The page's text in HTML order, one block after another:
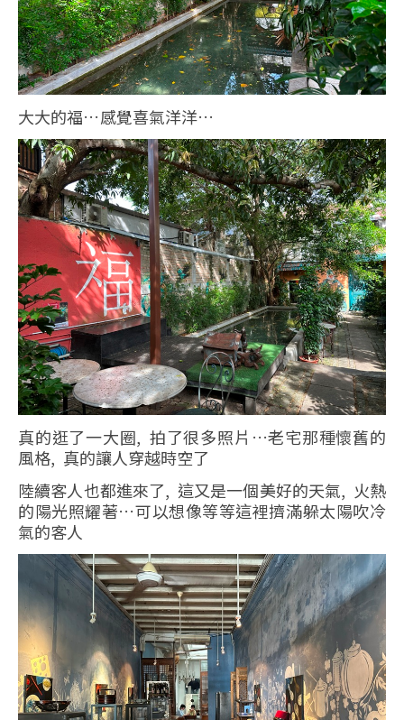
大大的福…感覺喜氣洋洋…
真的逛了一大圈, 拍了很多照片…老宅那種懷舊的
風格, 真的讓人穿越時空了
陸續客人也都進來了, 這又是一個美好的天氣, 火熱
的陽光照耀著…可以想像等等這裡擠滿躲太陽吹冷
氣的客人